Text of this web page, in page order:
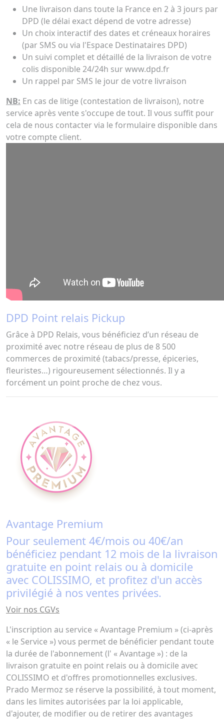
Une livraison dans toute la France en 2 à 3 jours par
DPD (le délai exact dépend de votre adresse)
Un choix interactif des dates et créneaux horaires
(par SMS ou via l'Espace Destinataires DPD)
Un suivi complet et détaillé de la livraison de votre
colis disponible 24/24h sur www.dpd.fr
Un rappel par SMS le jour de votre livraison
NB: En cas de litige (contestation de livraison), notre
service après vente s'occupe de tout. Il vous suffit pour
cela de nous contacter via le formulaire disponible dans
votre compte client.
DPD Point relais Pickup
Grâce à DPD Relais, vous bénéficiez d’un réseau de
proximité avec notre réseau de plus de 8 500
commerces de proximité (tabacs/presse, épiceries,
fleuristes…) rigoureusement sélectionnés. Il y a
forcément un point proche de chez vous.
Avantage Premium
Pour seulement 4€/mois ou 40€/an
bénéficiez pendant 12 mois de la livraison
gratuite en point relais ou à domicile
avec COLISSIMO, et profitez d'un accès
privilégié à nos ventes privées.
Voir nos CGVs
L'inscription au service « Avantage Premium » (ci-après
« le Service ») vous permet de bénéficier pendant toute
la durée de l'abonnement (l' « Avantage ») : de la
livraison gratuite en point relais ou à domicile avec
COLISSIMO et d'offres promotionnelles exclusives.
Prado Mermoz se réserve la possibilité, à tout moment,
dans les limites autorisées par la loi applicable,
d'ajouter, de modifier ou de retirer des avantages